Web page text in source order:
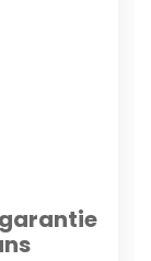
garantie